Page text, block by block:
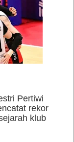
Pertiwi
rekor
klub